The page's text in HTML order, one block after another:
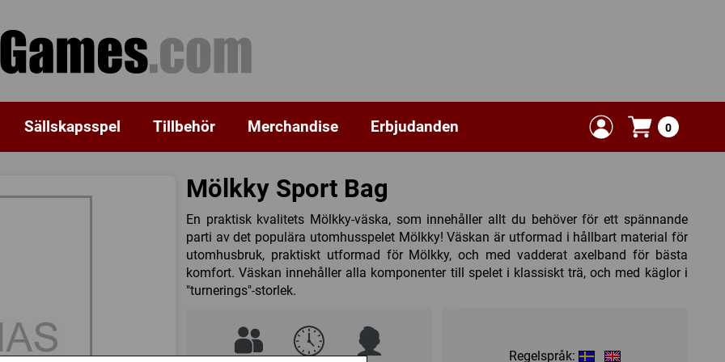
Sällskapsspel Tillbehör Merchandise Erbjudanden 0
Mölkky Sport Bag
En praktisk kvalitets Mölkky-väska, som innehåller allt du behöver för ett spännande
parti av det populära utomhusspelet Mölkky! Väskan är utformad i hållbart material för
utomhusbruk, praktiskt utformad för Mölkky, och med vadderat axelband för bästa
komfort. Väskan innehåller alla komponenter till spelet i klassiskt trä, och med käglor i
"turnerings"-storlek.
Regelspråk: